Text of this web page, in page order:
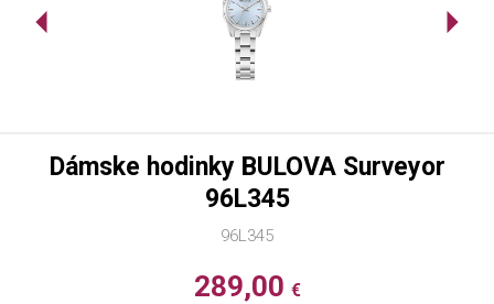
96L345
Dámske hodinky BULOVA Surveyor
96L345
289,00 €